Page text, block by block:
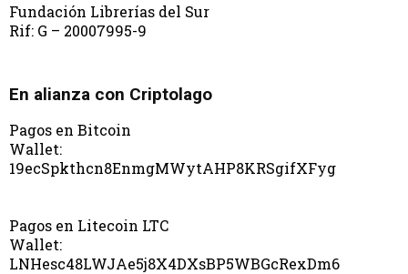
Fundación Librerías del Sur
Rif: G – 20007995-9
En alianza con Criptolago
Pagos en Bitcoin
Wallet:
19ecSpkthcn8EnmgMWytAHP8KRSgifXFyg
Pagos en Litecoin LTC
Wallet:
LNHesc48LWJAe5j8X4DXsBP5WBGcRexDm6